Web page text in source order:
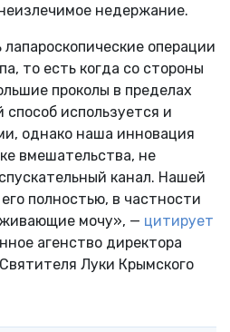
недержание.
операции
то есть когда со стороны
проколы в пределах
используется и
однако наша инновация
вмешательства, не
канал. Нашей
полностью, в частности
мочу», — цитирует
агенство директора
Луки Крымского